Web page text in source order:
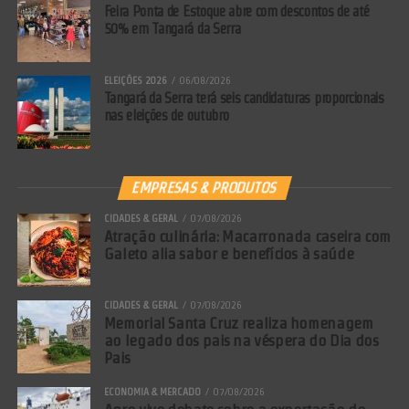
Feira Ponta de Estoque abre com descontos de até
50% em Tangará da Serra
ELEIÇÕES 2026 06/08/2026
Tangará da Serra terá seis candidaturas proporcionais
nas eleições de outubro
EMPRESAS & PRODUTOS
CIDADES & GERAL 07/08/2026
Atração culinária: Macarronada caseira com
Galeto alia sabor e benefícios à saúde
CIDADES & GERAL 07/08/2026
Memorial Santa Cruz realiza homenagem
ao legado dos pais na véspera do Dia dos
Pais
ECONOMIA & MERCADO 07/08/2026